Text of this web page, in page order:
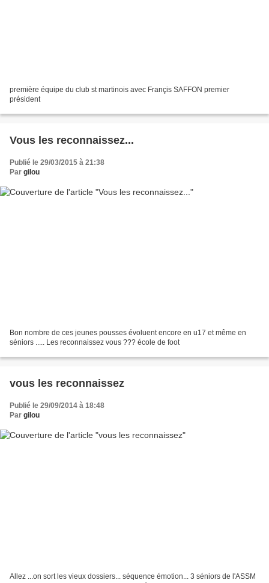
première équipe du club st martinois avec Françis SAFFON premier
président
Vous les reconnaissez...
Publié le 29/03/2015 à 21:38
Par gilou
Bon nombre de ces jeunes pousses évoluent encore en u17 et même en
séniors ..... Les reconnaissez vous ??? école de foot
vous les reconnaissez
Publié le 29/09/2014 à 18:48
Par gilou
Allez ...on sort les vieux dossiers... séquence émotion... 3 séniors de l'ASSM